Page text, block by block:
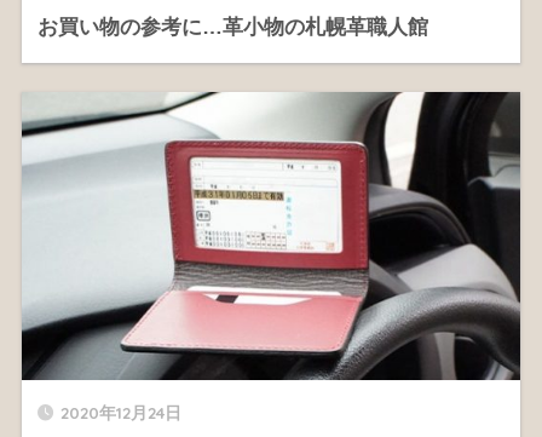
お買い物の参考に…革小物の札幌革職人館
2020年12月24日